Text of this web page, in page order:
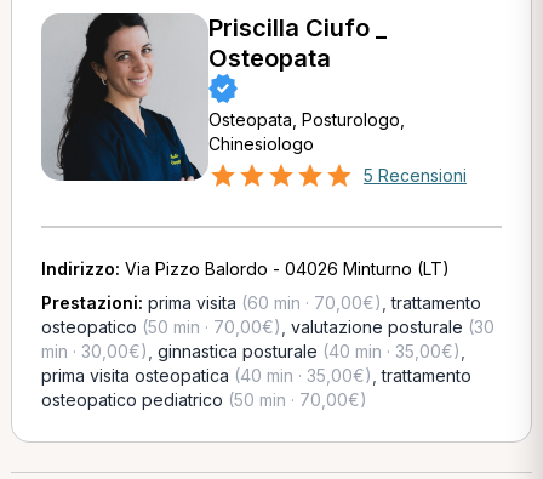
Priscilla Ciufo _
Osteopata
Osteopata, Posturologo,
Chinesiologo
5 Recensioni
Indirizzo: Via Pizzo Balordo - 04026 Minturno (LT)
Prestazioni: prima visita (60 min · 70,00€) ,trattamento
osteopatico (50 min · 70,00€) valutazione posturale (30
min · 30,00€) ginnastica posturale (40 min · 35,00€)
prima visita osteopatica (40 min · 35,00€) ,trattamento
osteopatico pediatrico (50 min · 70,00€)